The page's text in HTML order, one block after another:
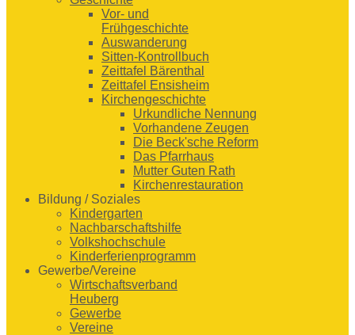
Vor- und
Frühgeschichte
Auswanderung
Sitten-Kontrollbuch
Zeittafel Bärenthal
Zeittafel Ensisheim
Kirchengeschichte
Urkundliche Nennung
Vorhandene Zeugen
Die Beck'sche Reform
Das Pfarrhaus
Mutter Guten Rath
Kirchenrestauration
Bildung / Soziales
Kindergarten
Nachbarschaftshilfe
Volkshochschule
Kinderferienprogramm
Gewerbe/Vereine
Wirtschaftsverband
Heuberg
Gewerbe
Vereine